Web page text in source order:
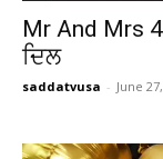
Mr And Mrs
ਦਿਲ
saddatvusa - June